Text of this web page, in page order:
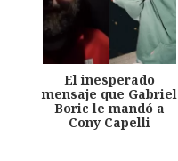
El inesperado
mensaje que Gabriel
Boric le mandó a
Cony Capelli